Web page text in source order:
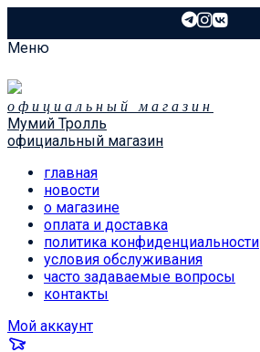
Меню
официальный магазин
Мумий Тролль
официальный магазин
главная
новости
о магазине
оплата и доставка
политика конфиденциальности
условия обслуживания
часто задаваемые вопросы
контакты
Мой аккаунт